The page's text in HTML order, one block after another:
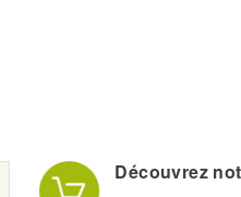
Découvrez